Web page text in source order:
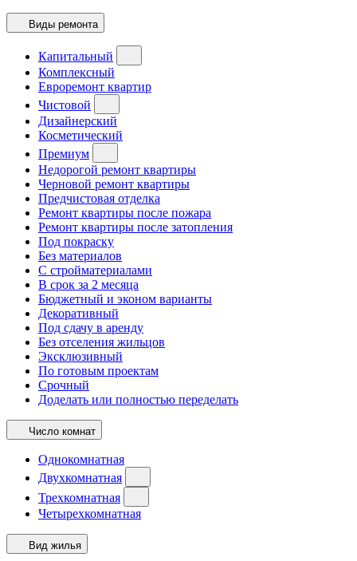
Виды ремонта
Капитальный
Комплексный
Евроремонт квартир
Чистовой
Дизайнерский
Косметический
Премиум
Недорогой ремонт квартиры
Черновой ремонт квартиры
Предчистовая отделка
Ремонт квартиры после пожара
Ремонт квартиры после затопления
Под покраску
Без материалов
С стройматериалами
В срок за 2 месяца
Бюджетный и эконом варианты
Декоративный
Под сдачу в аренду
Без отселения жильцов
Эксклюзивный
По готовым проектам
Срочный
Доделать или полностью переделать
Число комнат
Однокомнатная
Двухкомнатная
Трехкомнатная
Четырехкомнатная
Вид жилья